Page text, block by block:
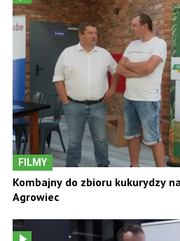
FILMY
Kombajny do zbioru kukurydzy
Agrowiec